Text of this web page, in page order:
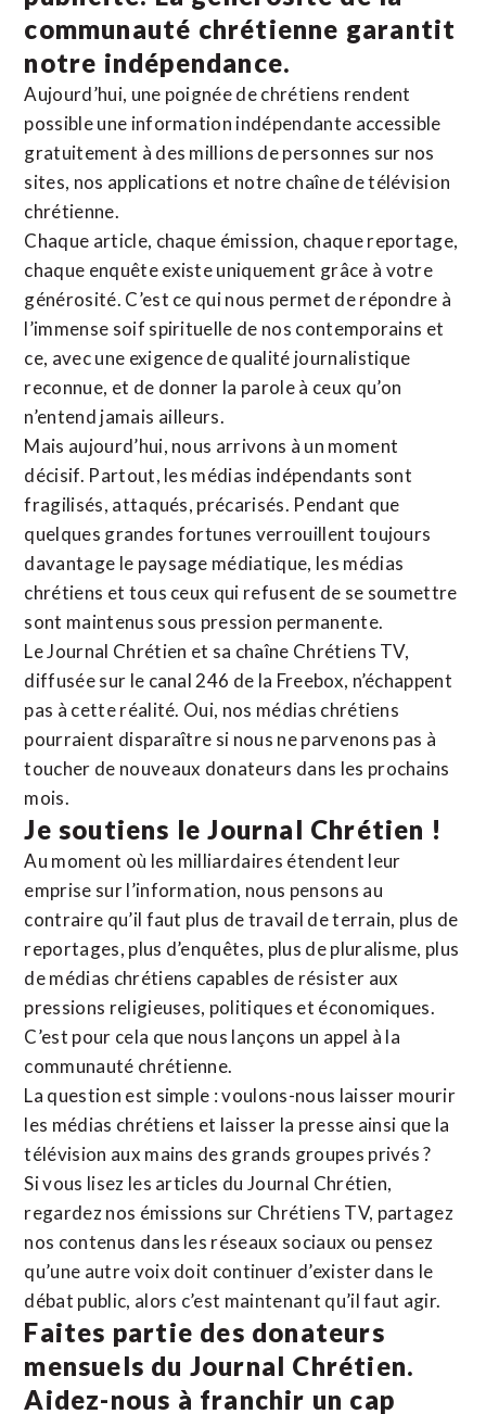
communauté chrétienne garantit
notre indépendance.
Aujourd’hui, une poignée de chrétiens rendent
possible une information indépendante accessible
gratuitement à des millions de personnes sur nos
sites, nos applications et notre chaîne de télévision
chrétienne.
Chaque article, chaque émission, chaque reportage,
chaque enquête existe uniquement grâce à votre
générosité. C’est ce qui nous permet de répondre à
l’immense soif spirituelle de nos contemporains et
ce, avec une exigence de qualité journalistique
reconnue, et de donner la parole à ceux qu’on
n’entend jamais ailleurs.
Mais aujourd’hui, nous arrivons à un moment
décisif. Partout, les médias indépendants sont
fragilisés, attaqués, précarisés. Pendant que
quelques grandes fortunes verrouillent toujours
davantage le paysage médiatique, les médias
chrétiens et tous ceux qui refusent de se soumettre
sont maintenus sous pression permanente.
Le Journal Chrétien et sa chaîne Chrétiens TV,
diffusée sur le canal 246 de la Freebox, n’échappent
pas à cette réalité. Oui, nos médias chrétiens
pourraient disparaître si nous ne parvenons pas à
toucher de nouveaux donateurs dans les prochains
mois.
Je soutiens le Journal Chrétien !
Au moment où les milliardaires étendent leur
emprise sur l’information, nous pensons au
contraire qu’il faut plus de travail de terrain, plus de
reportages, plus d’enquêtes, plus de pluralisme, plus
de médias chrétiens capables de résister aux
pressions religieuses, politiques et économiques.
C’est pour cela que nous lançons un appel à la
communauté chrétienne.
La question est simple : voulons-nous laisser mourir
les médias chrétiens et laisser la presse ainsi que la
télévision aux mains des grands groupes privés ?
Si vous lisez les articles du Journal Chrétien,
regardez nos émissions sur Chrétiens TV, partagez
nos contenus dans les réseaux sociaux ou pensez
qu’une autre voix doit continuer d’exister dans le
débat public, alors c’est maintenant qu’il faut agir.
Faites partie des donateurs
mensuels du Journal Chrétien.
Aidez-nous à franchir un cap